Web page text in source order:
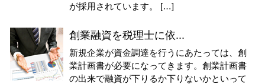
が採用されています。 […]
創業融資を税理士に依...
新規企業が資金調達を行うにあたっては、創
業計画書が必要になってきます。創業計画書
の出来で融資が下りるか下りないかといって